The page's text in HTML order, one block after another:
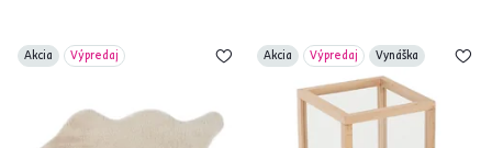
Akcia Výpredaj Akcia Výpredaj Vynáška